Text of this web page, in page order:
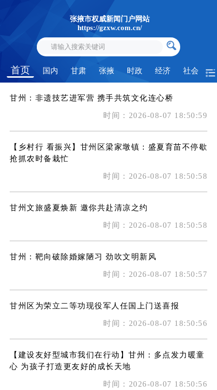
张掖市权威新闻门户网站
https://gzxw.com.cn/
首页 国内 甘肃 张掖 时政 经济 社会
甘州：非遗技艺进军营 携手共筑文化连心桥
时间：2026-08-07 18:50:59
【乡村行 看振兴】甘州区梁家墩镇：盛夏育苗不停歇
抢抓农时备栽忙
时间：2026-08-07 18:50:58
甘州文旅盛夏焕新 邀你共赴清凉之约
时间：2026-08-07 18:50:58
甘州：靶向破除婚嫁陋习 劲吹文明新风
时间：2026-08-07 18:50:57
甘州区为荣立二等功现役军人任国上门送喜报
时间：2026-08-07 18:50:56
【建设友好型城市我们在行动】甘州：多点发力暖童
心 为孩子打造更友好的成长天地
时间：2026-08-07 18:50:56